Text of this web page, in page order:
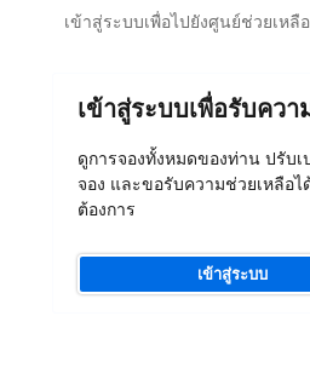
เข้าสู่ระบบเพื่อไปยังศูนย์ช่วยเห
เข้าสู่ระบบเพื่อรับคว
ดูการจองทั้งหมดของท่าน ปรับเ
จอง และขอรับความช่วยเหลือไ
ต้องการ
เข้าสู่ระบบ